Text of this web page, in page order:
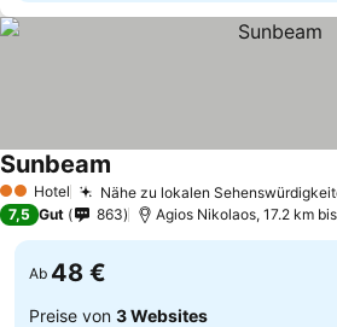
2 Sterne
Hotel Nähe zu lokalen
Sunbeam
7,5 Gut 863 Agios Nikolaos, 17.2 km
Ab 48 €
Preise von 3 Websites